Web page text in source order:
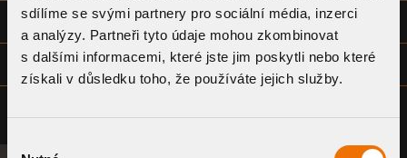
sdílíme se svými partnery pro sociální média, inzerci
a analýzy. Partneři tyto údaje mohou zkombinovat
s dalšími informacemi, které jste jim poskytli nebo které
získali v důsledku toho, že používáte jejich služby.
Výběr
TECHNICKÝ LIST
VÝKRESOVÁ DOKUMENTACE - SPOLEČNÁ (DWG)